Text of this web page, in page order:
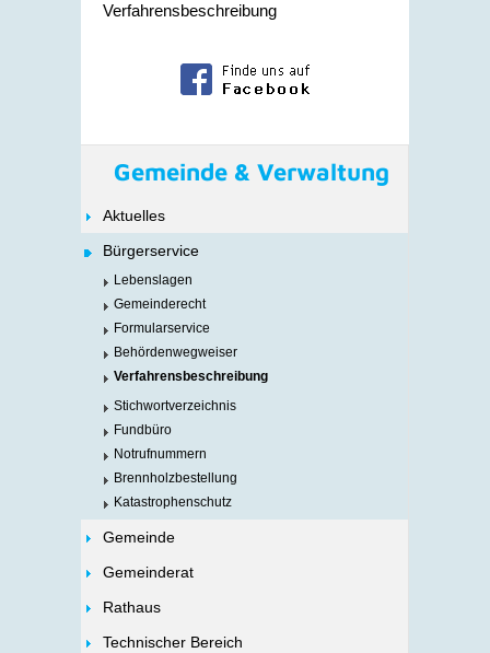
Verfahrensbeschreibung
Gemeinde & Verwaltung
Aktuelles
Bürgerservice
Lebenslagen
Gemeinderecht
Formularservice
Behördenwegweiser
Verfahrensbeschreibung
Stichwortverzeichnis
Fundbüro
Notrufnummern
Brennholzbestellung
Katastrophenschutz
Gemeinde
Gemeinderat
Rathaus
Technischer Bereich